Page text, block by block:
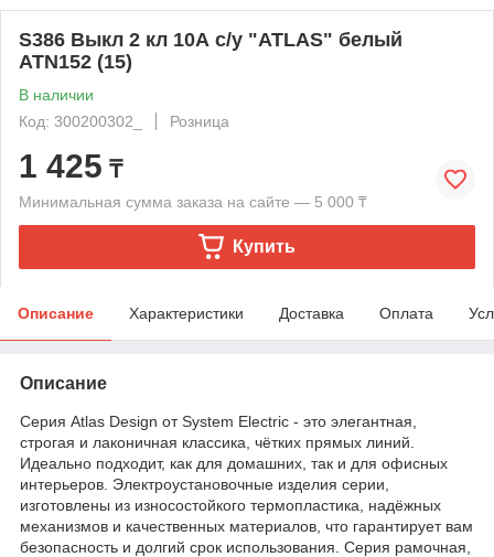
S386 Выкл 2 кл 10А с/у "ATLAS" белый
ATN152 (15)
В наличии
Код: 300200302_
Розница
1 425 ₸
Минимальная сумма заказа на сайте — 5 000 ₸
Купить
Описание Характеристики Доставка Оплата
Описание
Серия Atlas Design от System Electric - это элегантная,
строгая и лаконичная классика, чётких прямых линий.
Идеально подходит, как для домашних, так и для офисных
интерьеров. Электроустановочные изделия серии,
изготовлены из износостойкого термопластика, надёжных
механизмов и качественных материалов, что гарантирует вам
безопасность и долгий срок использования. Серия рамочная,